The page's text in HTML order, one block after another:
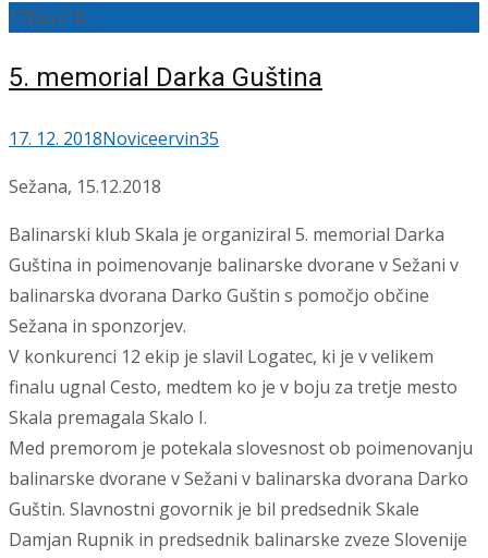
17Dec/18
5. memorial Darka Guština
17. 12. 2018Noviceervin35
Sežana, 15.12.2018
Balinarski klub Skala je organiziral 5. memorial Darka
Guština in poimenovanje balinarske dvorane v Sežani v
balinarska dvorana Darko Guštin s pomočjo občine
Sežana in sponzorjev.
V konkurenci 12 ekip je slavil Logatec, ki je v velikem
finalu ugnal Cesto, medtem ko je v boju za tretje mesto
Skala premagala Skalo I.
Med premorom je potekala slovesnost ob poimenovanju
balinarske dvorane v Sežani v balinarska dvorana Darko
Guštin. Slavnostni govornik je bil predsednik Skale
Damjan Rupnik in predsednik balinarske zveze Slovenije